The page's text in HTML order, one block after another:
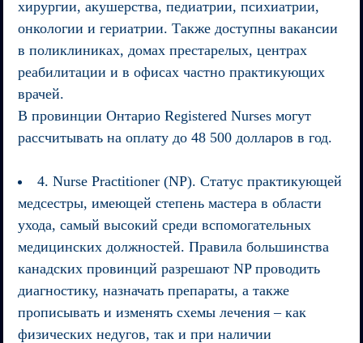
хирургии, акушерства, педиатрии, психиатрии,
онкологии и гериатрии. Также доступны вакансии
в поликлиниках, домах престарелых, центрах
реабилитации и в офисах частно практикующих
врачей.
В провинции Онтарио Registered Nurses могут
рассчитывать на оплату до 48 500 долларов в год.
4. Nurse Practitioner (NP). Статус практикующей
медсестры, имеющей степень мастера в области
ухода, самый высокий среди вспомогательных
медицинских должностей. Правила большинства
канадских провинций разрешают NP проводить
диагностику, назначать препараты, а также
прописывать и изменять схемы лечения – как
физических недугов, так и при наличии